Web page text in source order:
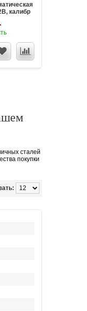
калибр
сталей
покупки